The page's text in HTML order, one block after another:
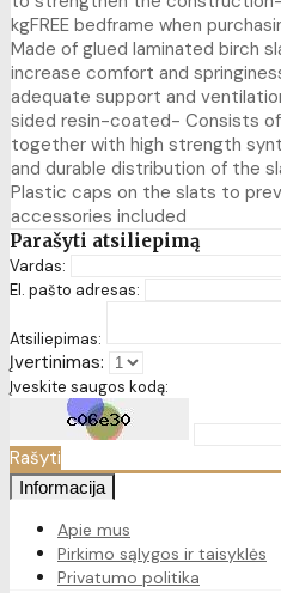
kgFREE bedframe when
Made of glued laminated birch
increase comfort and
adequate support and
sided resin-coated- Consists
together with high strength
and durable distribution of the
Plastic caps on the slats to
accessories included
Parašyti atsiliepimą
Vardas:
El. pašto adresas:
Atsiliepimas:
Įvertinimas:
Įveskite saugos kodą:
Rašyti
Informacija
Apie mus
Pirkimo sąlygos ir taisyklės
Privatumo politika